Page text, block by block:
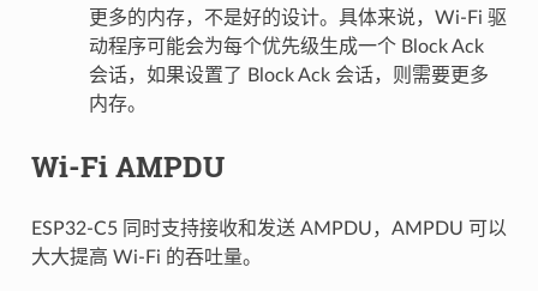
更多的内存，不是好的设计。具体来说，Wi-Fi 驱
动程序可能会为每个优先级生成一个 Block Ack
会话，如果设置了 Block Ack 会话，则需要更多
内存。
Wi-Fi AMPDU
ESP32-C5 同时支持接收和发送 AMPDU，AMPDU 可以
大大提高 Wi-Fi 的吞吐量。